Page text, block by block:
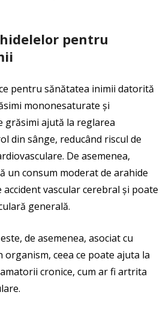
pentru
pentru sănătatea inimii datorită
mononesaturate și
grăsimi ajută la reglarea
din sânge, reducând riscul de
De asemenea,
un consum moderat de arahide
vascular cerebral și poate
generală.
de asemenea, asociat cu
organism, ceea ce poate ajuta la
cronice, cum ar fi artrita